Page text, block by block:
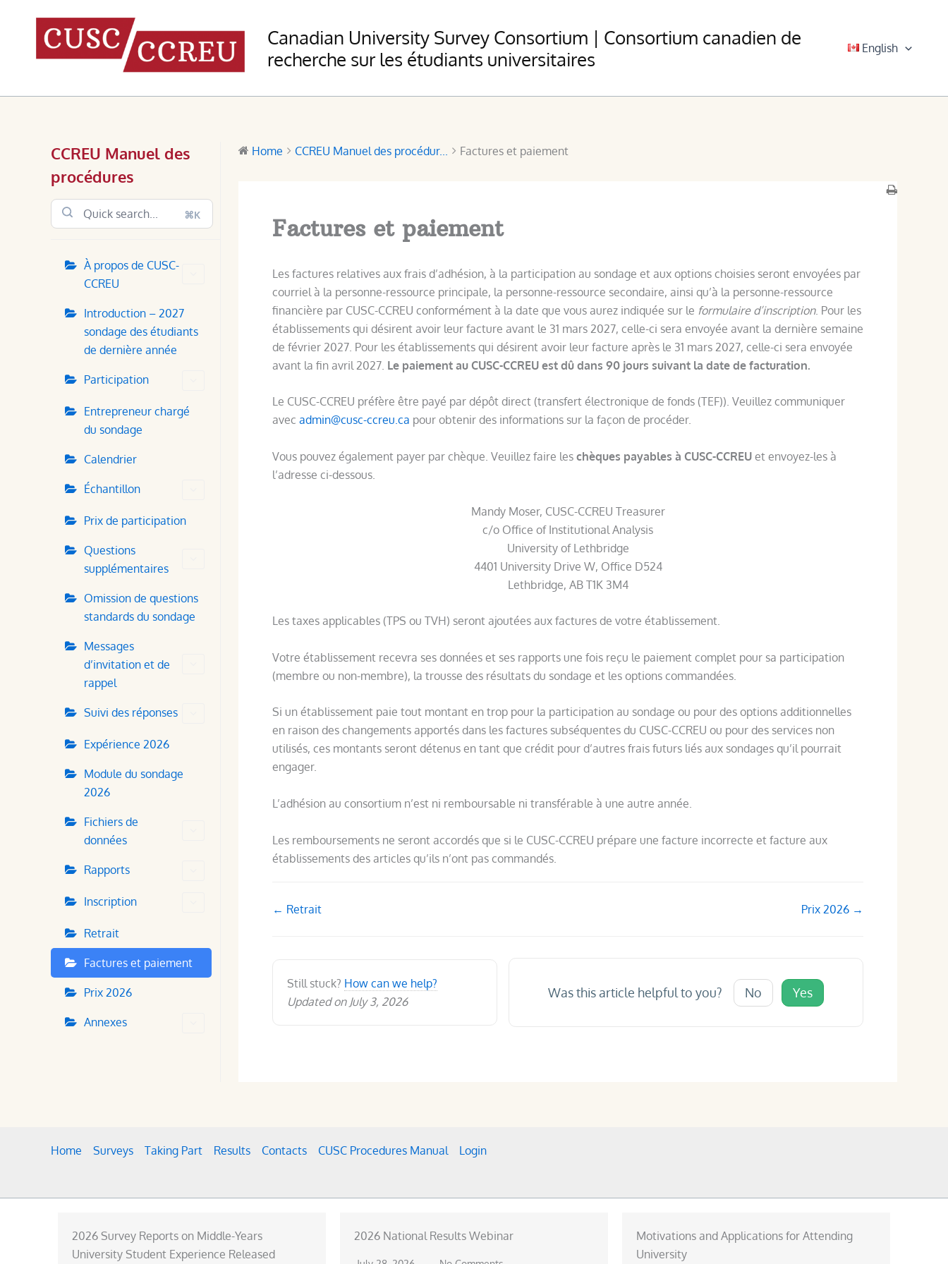
Canadian University Survey Consortium | Consortium canadien de
recherche sur les étudiants universitaires
English
CCREU Manuel des
procédures
⌘K
À propos de CUSC-
CCREU
Introduction – 2027
sondage des étudiants
de dernière année
Participation
Entrepreneur chargé
du sondage
Calendrier
Échantillon
Prix de participation
Questions
supplémentaires
Omission de questions
standards du sondage
Messages
d’invitation et de
rappel
Suivi des réponses
Expérience 2026
Module du sondage
2026
Fichiers de
données
Rapports
Inscription
Retrait
Factures et paiement
Prix 2026
Annexes
Home CCREU Manuel des procédur... Factures et paiement
Factures et paiement
Les factures relatives aux frais d’adhésion, à la participation au sondage et aux options choisies seront envoyées par
courriel à la personne-ressource principale, la personne-ressource secondaire, ainsi qu’à la personne-ressource
financière par CUSC-CCREU conformément à la date que vous aurez indiquée sur le formulaire d’inscription. Pour les
établissements qui désirent avoir leur facture avant le 31 mars 2027, celle-ci sera envoyée avant la dernière semaine
de février 2027. Pour les établissements qui désirent avoir leur facture après le 31 mars 2027, celle-ci sera envoyée
avant la fin avril 2027. Le paiement au CUSC-CCREU est dû dans 90 jours suivant la date de facturation.
Le CUSC-CCREU préfère être payé par dépôt direct (transfert électronique de fonds (TEF)). Veuillez communiquer
avec admin@cusc-ccreu.ca pour obtenir des informations sur la façon de procéder.
Vous pouvez également payer par chèque. Veuillez faire les chèques payables à CUSC-CCREU et envoyez-les à
l’adresse ci-dessous.
Mandy Moser, CUSC-CCREU Treasurer
c/o Office of Institutional Analysis
University of Lethbridge
4401 University Drive W, Office D524
Lethbridge, AB T1K 3M4
Les taxes applicables (TPS ou TVH) seront ajoutées aux factures de votre établissement.
Votre établissement recevra ses données et ses rapports une fois reçu le paiement complet pour sa participation
(membre ou non-membre), la trousse des résultats du sondage et les options commandées.
Si un établissement paie tout montant en trop pour la participation au sondage ou pour des options additionnelles
en raison des changements apportés dans les factures subséquentes du CUSC-CCREU ou pour des services non
utilisés, ces montants seront détenus en tant que crédit pour d’autres frais futurs liés aux sondages qu’il pourrait
engager.
L’adhésion au consortium n’est ni remboursable ni transférable à une autre année.
Les remboursements ne seront accordés que si le CUSC-CCREU prépare une facture incorrecte et facture aux
établissements des articles qu’ils n’ont pas commandés.
Doc
← Retrait Prix 2026 →
Still stuck? How can we help?
Updated on July 3, 2026
Was this article helpful to you? No Yes
Home Surveys Taking Part Results Contacts CUSC Procedures Manual Login
2026 Survey Reports on Middle-Years
University Student Experience Released
2026 National Results Webinar
Motivations and Applications for Attending
University